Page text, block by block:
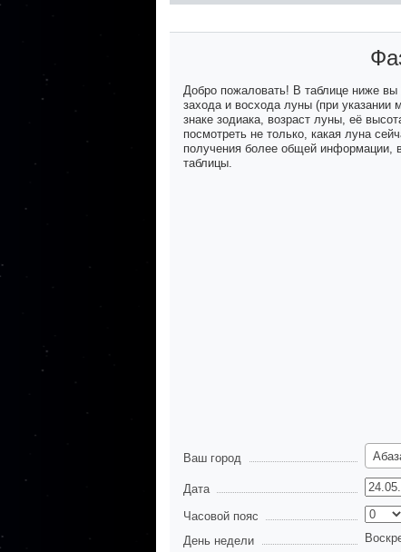
Добро пожаловать! В таблице ниже
захода и восхода луны (при указании
знаке зодиака, возраст луны, её
посмотреть не только, какая луна
получения более общей информации,
таблицы.
Ваш город
Дата
Часовой пояс
День недели